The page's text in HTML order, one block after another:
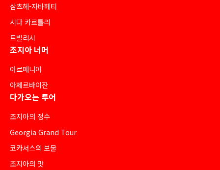
삼츠헤-자바헤티
시다 카르틀리
트빌리시
조지아 너머
아르메니아
아제르바이잔
다가오는 투어
조지아의 정수
Georgia Grand Tour
코카서스의 보물
조지아의 맛